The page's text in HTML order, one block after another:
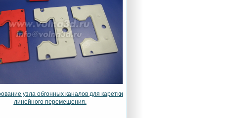
узла обгонных каналов для каретки
линейного перемещения.